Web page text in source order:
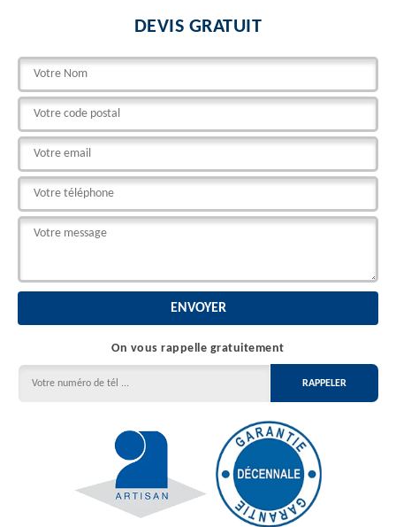
DEVIS GRATUIT
On vous rappelle gratuitement